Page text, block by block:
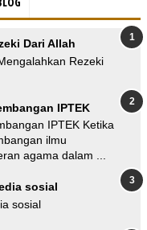
Dari Allah
Rezeki
IPTEK
IPTEK Ketika
ilmu
agama dalam ...
sosial
sosial